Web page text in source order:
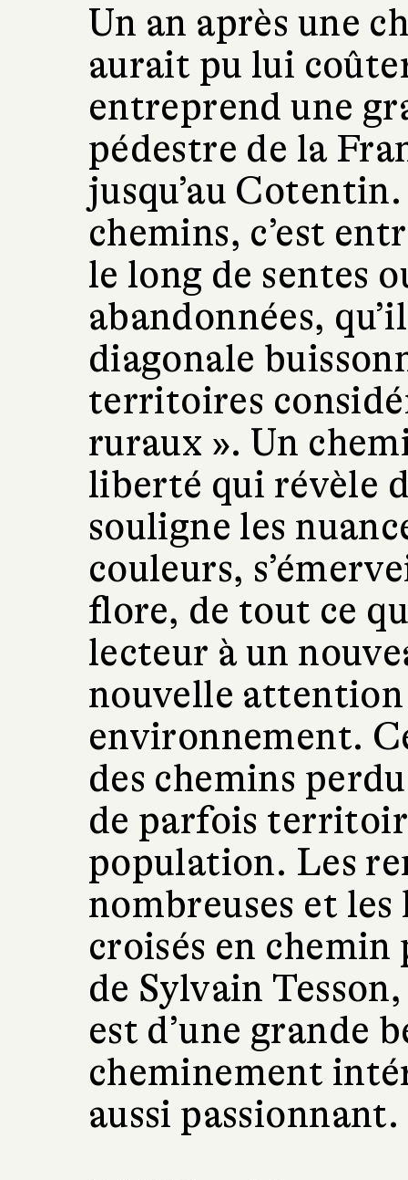
Un an après une
aurait pu lui
entreprend une
pédestre de la
jusqu’au
chemins, c’est
le long de sentes
abandonnées,
diagonale
territoires
ruraux ». Un
liberté qui révèle
souligne les
couleurs,
flore, de tout ce
lecteur à un
nouvelle attention
environnement.
des chemins
de parfois
population. Les
nombreuses et
croisés en
de Sylvain
est d’une grande
cheminement
aussi passionnant.